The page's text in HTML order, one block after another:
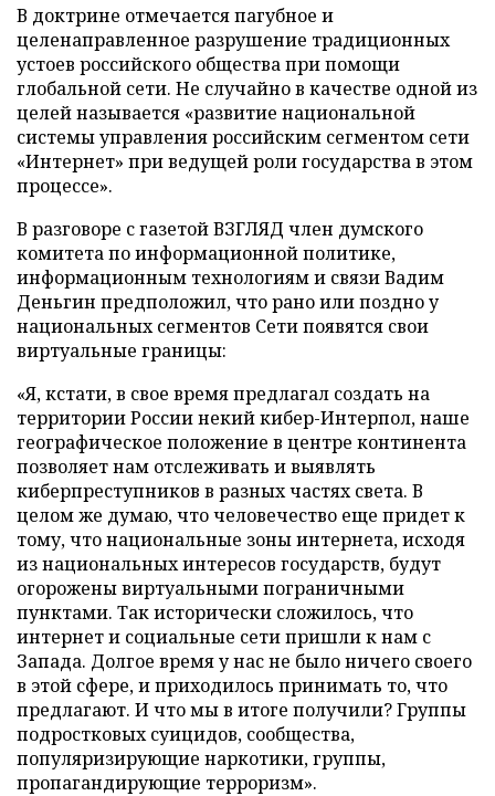
В доктрине отмечается пагубное и
целенаправленное разрушение традиционных
устоев российского общества при помощи
глобальной сети. Не случайно в качестве одной из
целей называется «развитие национальной
системы управления российским сегментом сети
«Интернет» при ведущей роли государства в этом
процессе».
В разговоре с газетой ВЗГЛЯД член думского
комитета по информационной политике,
информационным технологиям и связи Вадим
Деньгин предположил, что рано или поздно у
национальных сегментов Сети появятся свои
виртуальные границы:
«Я, кстати, в свое время предлагал создать на
территории России некий кибер-Интерпол, наше
географическое положение в центре континента
позволяет нам отслеживать и выявлять
киберпреступников в разных частях света. В
целом же думаю, что человечество еще придет к
тому, что национальные зоны интернета, исходя
из национальных интересов государств, будут
огорожены виртуальными пограничными
пунктами. Так исторически сложилось, что
интернет и социальные сети пришли к нам с
Запада. Долгое время у нас не было ничего своего
в этой сфере, и приходилось принимать то, что
предлагают. И что мы в итоге получили? Группы
подростковых суицидов, сообщества,
популяризирующие наркотики, группы,
пропагандирующие терроризм».